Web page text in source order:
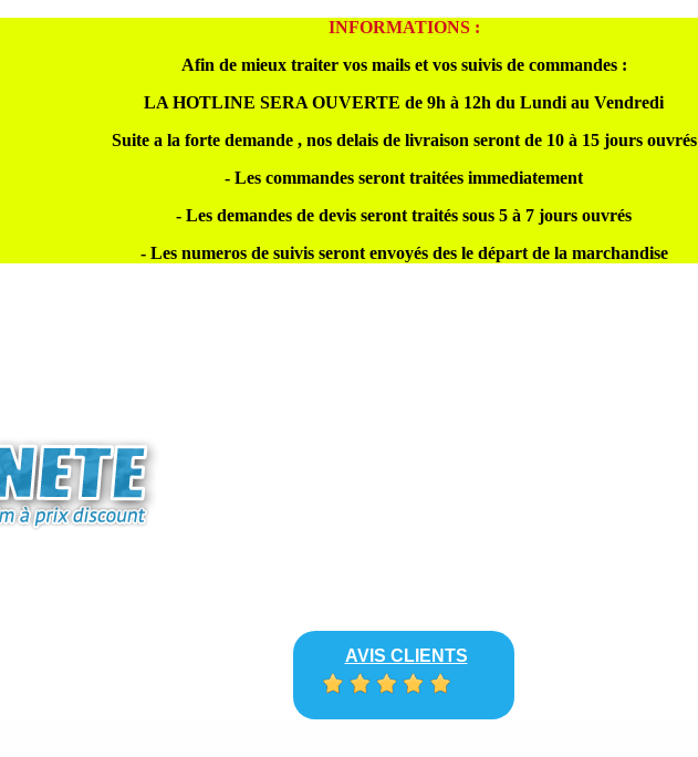
INFORMATIONS :
Afin de mieux traiter vos mails et vos suivis de commandes :
LA HOTLINE SERA OUVERTE de 9h à 12h du Lundi au Vendredi
Suite a la forte demande , nos delais de livraison seront de 10 à 15 jours ouvrés
- Les commandes seront traitées immediatement
- Les demandes de devis seront traités sous 5 à 7 jours ouvrés
- Les numeros de suivis seront envoyés des le départ de la marchandise
AVIS CLIENTS